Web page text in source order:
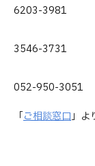
6203-3981
東日
3546-3731
名古
052-950-3051
「ご相談窓口」よ